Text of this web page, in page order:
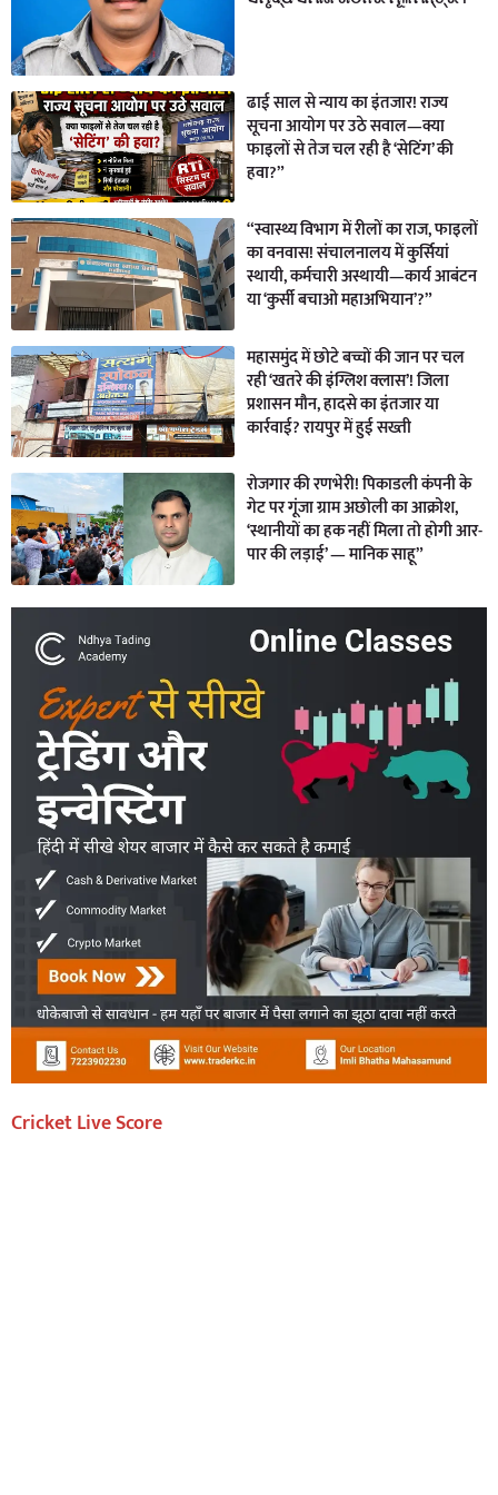
ढाई साल से न्याय का इंतजार! राज्य
सूचना आयोग पर उठे सवाल—क्या
फाइलों से तेज चल रही है ‘सेटिंग’ की
हवा?”
“स्वास्थ्य विभाग में रीलों का राज, फाइलों
का वनवास! संचालनालय में कुर्सियां
स्थायी, कर्मचारी अस्थायी—कार्य आबंटन
या ‘कुर्सी बचाओ महाअभियान’?”
महासमुंद में छोटे बच्चों की जान पर चल
रही ‘खतरे की इंग्लिश क्लास’! जिला
प्रशासन मौन, हादसे का इंतजार या
कार्रवाई? रायपुर में हुई सख्ती
रोजगार की रणभेरी! पिकाडली कंपनी के
गेट पर गूंजा ग्राम अछोली का आक्रोश,
‘स्थानीयों का हक नहीं मिला तो होगी आर-
पार की लड़ाई’ — मानिक साहू”
Cricket Live Score